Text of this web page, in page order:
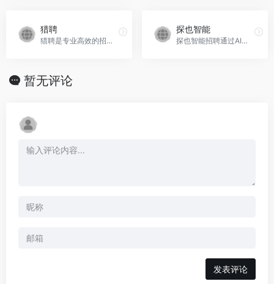
猎聘
猎聘是专业高效的招聘求职平台，为求职者提供海量高薪职位，在线沟通，快速反馈！为企业招聘方提供免费招人服务，优质人才，精准推荐，招人找工作就用猎聘聊！
探也智能
探也智能招聘通过AI技术提供智能化招聘管理系统，提升招聘效率。
暂无评论
发表评论